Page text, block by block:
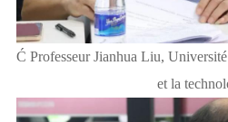
Ć Professeur Jianhua Liu,
et la